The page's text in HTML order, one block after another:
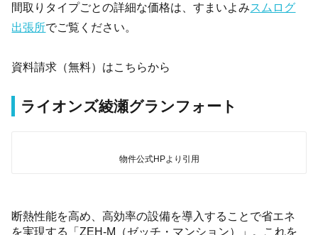
間取りタイプごとの詳細な価格は、すまいよみスムログ
出張所でご覧ください。
資料請求（無料）はこちらから
ライオンズ綾瀬グランフォート
物件公式HPより引用
断熱性能を高め、高効率の設備を導入することで省エネ
を実現する「ZEH-M（ゼッチ・マンション）」。これを